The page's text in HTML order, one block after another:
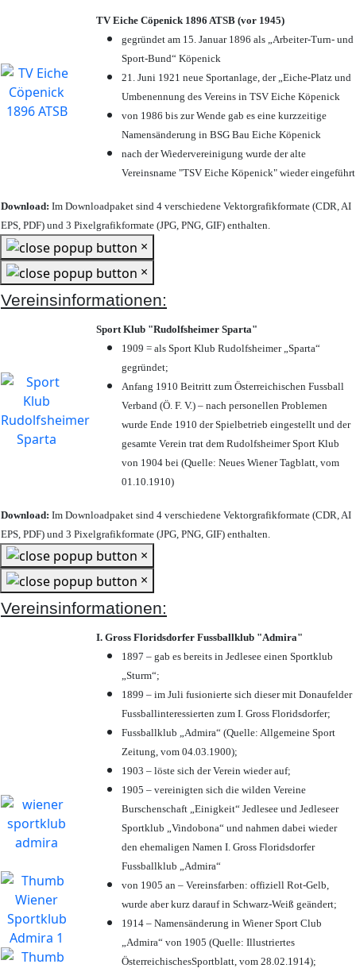
TV Eiche Cöpenick 1896 ATSB (vor 1945)
gegründet am 15. Januar 1896 als „Arbeiter-Turn- und
Sport-Bund“ Köpenick
21. Juni 1921 neue Sportanlage, der „Eiche-Platz und
Umbenennung des Vereins in TSV Eiche Köpenick
von 1986 bis zur Wende gab es eine kurzzeitige
Namensänderung in BSG Bau Eiche Köpenick
nach der Wiedervereinigung wurde der alte
Vereinsname "TSV Eiche Köpenick" wieder eingeführt
Download: Im Downloadpaket sind 4 verschiedene Vektorgrafikformate (CDR, AI
EPS, PDF) und 3 Pixelgrafikformate (JPG, PNG, GIF) enthalten.
×
×
Vereinsinformationen:
Sport Klub "Rudolfsheimer Sparta"
1909 = als Sport Klub Rudolfsheimer „Sparta“
gegründet;
Anfang 1910 Beitritt zum Österreichischen Fussball
Verband (Ö. F. V.) – nach personellen Problemen
wurde Ende 1910 der Spielbetrieb eingestellt und der
gesamte Verein trat dem Rudolfsheimer Sport Klub
von 1904 bei (Quelle: Neues Wiener Tagblatt, vom
01.10.1910)
Download: Im Downloadpaket sind 4 verschiedene Vektorgrafikformate (CDR, AI
EPS, PDF) und 3 Pixelgrafikformate (JPG, PNG, GIF) enthalten.
×
×
Vereinsinformationen:
I. Gross Floridsdorfer Fussballklub "Admira"
1897 – gab es bereits in Jedlesee einen Sportklub
„Sturm“;
1899 – im Juli fusionierte sich dieser mit Donaufelder
Fussballinteressierten zum I. Gross Floridsdorfer;
Fussballklub „Admira“ (Quelle: Allgemeine Sport
Zeitung, vom 04.03.1900);
1903 – löste sich der Verein wieder auf;
1905 – vereinigten sich die wilden Vereine
Burschenschaft „Einigkeit“ Jedlesee und Jedleseer
Sportklub „Vindobona“ und nahmen dabei wieder
den ehemaligen Namen I. Gross Floridsdorfer
Fussballklub „Admira“
von 1905 an – Vereinsfarben: offiziell Rot-Gelb,
wurde aber kurz darauf in Schwarz-Weiß geändert;
1914 – Namensänderung in Wiener Sport Club
„Admira“ von 1905 (Quelle: Illustriertes
ÖsterreichischesSportblatt, vom 28.02.1914);